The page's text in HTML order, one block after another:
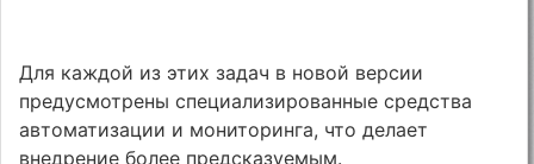
Для каждой из этих задач в новой версии
предусмотрены специализированные средства
автоматизации и мониторинга, что делает
внедрение более предсказуемым.